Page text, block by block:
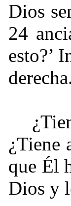
Dios
24
esto?’
¿Tiene
que Él
Dios y